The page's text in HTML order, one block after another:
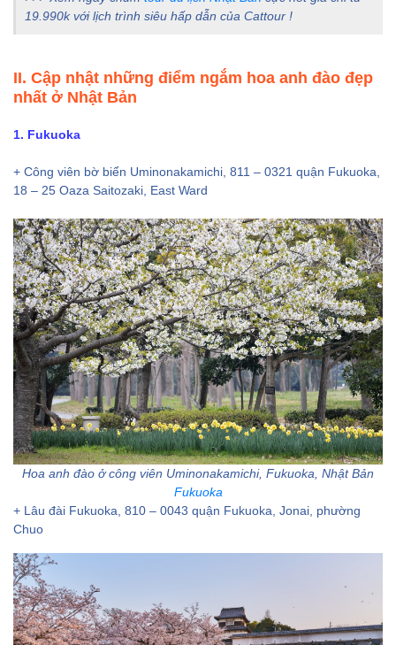
19.990k với lịch trình siêu hấp dẫn của Cattour !
II. Cập nhật những điểm ngắm hoa anh đào đẹp
nhất ở Nhật Bản
1. Fukuoka
+ Công viên bờ biển Uminonakamichi, 811 – 0321 quận Fukuoka,
18 – 25 Oaza Saitozaki, East Ward
Hoa anh đào ở công viên Uminonakamichi, Fukuoka, Nhật Bản
Fukuoka
+ Lâu đài Fukuoka, 810 – 0043 quận Fukuoka, Jonai, phường
Chuo